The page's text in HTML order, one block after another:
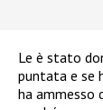
Le è stato
puntata e se
ha ammesso